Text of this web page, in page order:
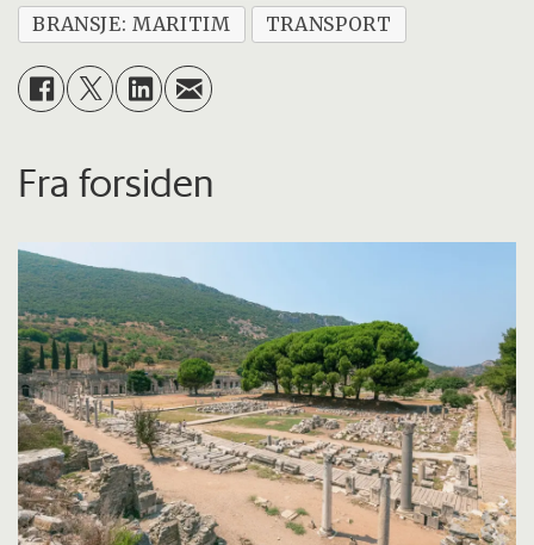
BRANSJE: MARITIM
TRANSPORT
Fra forsiden